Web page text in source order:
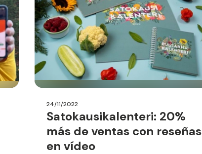
24/11/2022
Satokausikalenteri: 20%
más de ventas con reseñas
en vídeo